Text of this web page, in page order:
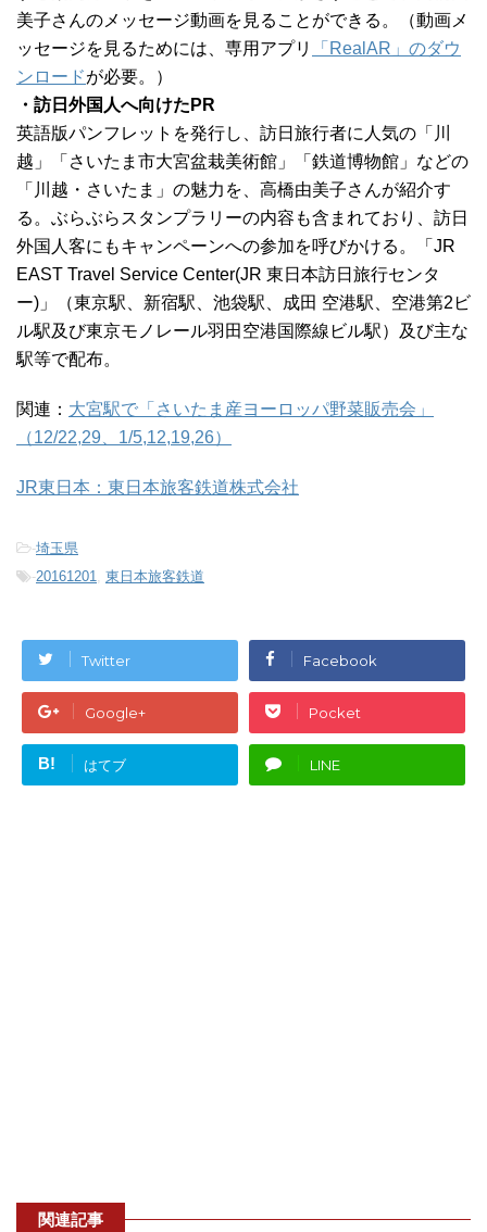
美子さんのメッセージ動画を見ることができる。（動画メ
ッセージを見るためには、専用アプリ
「RealAR」のダウ
ンロードが必要。）
・訪日外国人へ向けたPR
英語版パンフレットを発行し、訪日旅行者に人気の「川
越」「さいたま市大宮盆栽美術館」「鉄道博物館」などの
「川越・さいたま」の魅力を、高橋由美子さんが紹介す
る。ぶらぶらスタンプラリーの内容も含まれており、訪日
外国人客にもキャンペーンへの参加を呼びかける。「JR
EAST Travel Service Center(JR 東日本訪日旅行センタ
ー)」（東京駅、新宿駅、池袋駅、成田 空港駅、空港第2ビ
ル駅及び東京モノレール羽田空港国際線ビル駅）及び主な
駅等で配布。
関連： 大宮駅で「さいたま産ヨーロッパ野菜販売会」
（12/22,29、1/5,12,19,26）
JR東日本：東日本旅客鉄道株式会社
-埼玉県
-20161201, 東日本旅客鉄道
Twitter Facebook
Google+ Pocket
B! はてブ LINE
関連記事